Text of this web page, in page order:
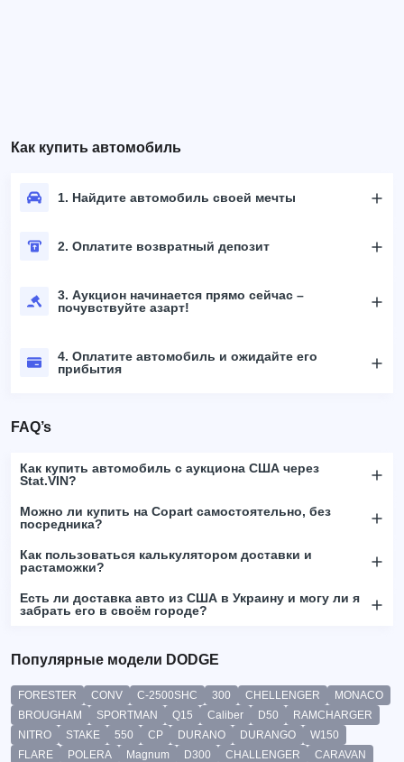
Как купить автомобиль
1. Найдите автомобиль своей мечты
2. Оплатите возвратный депозит
3. Аукцион начинается прямо сейчас –
почувствуйте азарт!
4. Оплатите автомобиль и ожидайте его
прибытия
FAQ’s
Как купить автомобиль с аукциона США через
Stat.VIN?
Можно ли купить на Copart самостоятельно, без
посредника?
Как пользоваться калькулятором доставки и
растаможки?
Есть ли доставка авто из США в Украину и могу ли я
забрать его в своём городе?
Популярные модели DODGE
FORESTER CONV C-2500SHC 300 CHELLENGER
MONACO
BROUGHAM
SPORTMAN Q15 Caliber D50
RAMCHARGER
NITRO
STAKE 550 CP DURANO DURANGO
W150
FLARE
POLERA Magnum D300 CHALLENGER
CARAVAN